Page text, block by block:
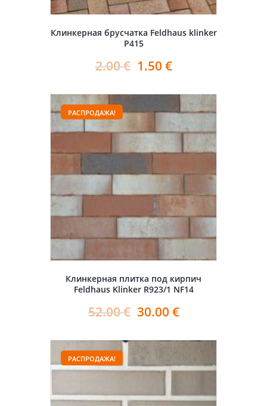
Клинкерная брусчатка Feldhaus klinker
P415
2.00€ 1.50 €
РАСПРОДАЖА!
Клинкерная плитка под кирпич
Feldhaus Klinker R923/1 NF14
52.00€ 30.00 €
РАСПРОДАЖА!